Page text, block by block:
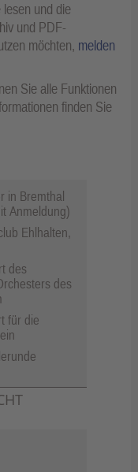
lesen und die
und PDF-
möchten, melden
Sie alle Funktionen
finden Sie
in Bremthal
Anmeldung)
Ehlhalten,
des
des
für die